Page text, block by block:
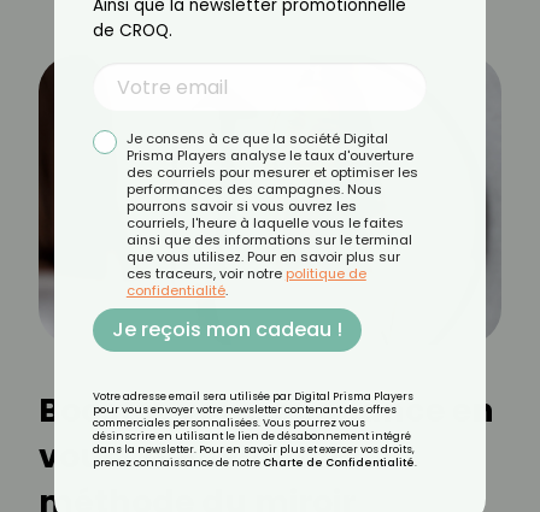
Boostez votre confiance en
vous : découvrez la
méthode du miroir
Ainsi que la newsletter promotionnelle
de CROQ.
Je consens à ce que la société Digital
Prisma Players analyse le taux d'ouverture
des courriels pour mesurer et optimiser les
performances des campagnes. Nous
pourrons savoir si vous ouvrez les
courriels, l'heure à laquelle vous le faites
ainsi que des informations sur le terminal
que vous utilisez. Pour en savoir plus sur
ces traceurs, voir notre politique de
confidentialité.
Je reçois mon cadeau !
Votre adresse email sera utilisée par Digital Prisma Players
pour vous envoyer votre newsletter contenant des offres
commerciales personnalisées. Vous pourrez vous
désinscrire en utilisant le lien de désabonnement intégré
dans la newsletter. Pour en savoir plus et exercer vos droits,
prenez connaissance de notre Charte de Confidentialité.